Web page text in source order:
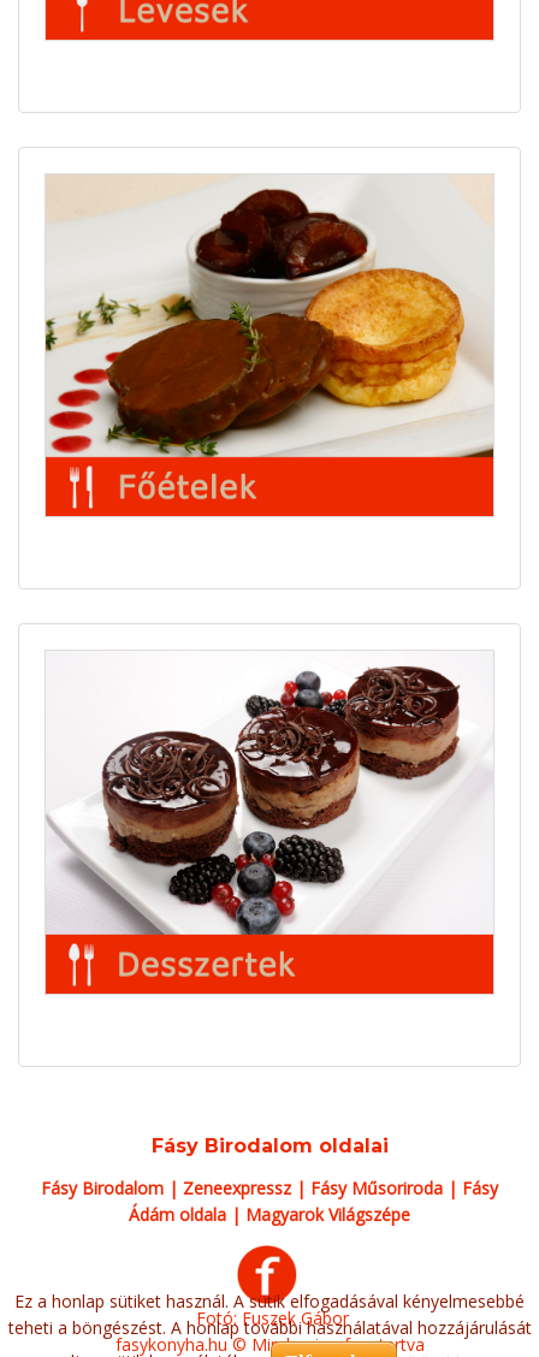
Fásy Birodalom oldalai
Fásy Birodalom | Zeneexpressz | Fásy Műsoriroda | Fásy
Ádám oldala | Magyarok Világszépe
Fotó: Fuszek Gábor
fasykonyha.hu © Minden jog fenntartva
Ez a honlap sütiket használ. A sütik elfogadásával kényelmesebbé
teheti a böngészést. A honlap további használatával hozzájárulását